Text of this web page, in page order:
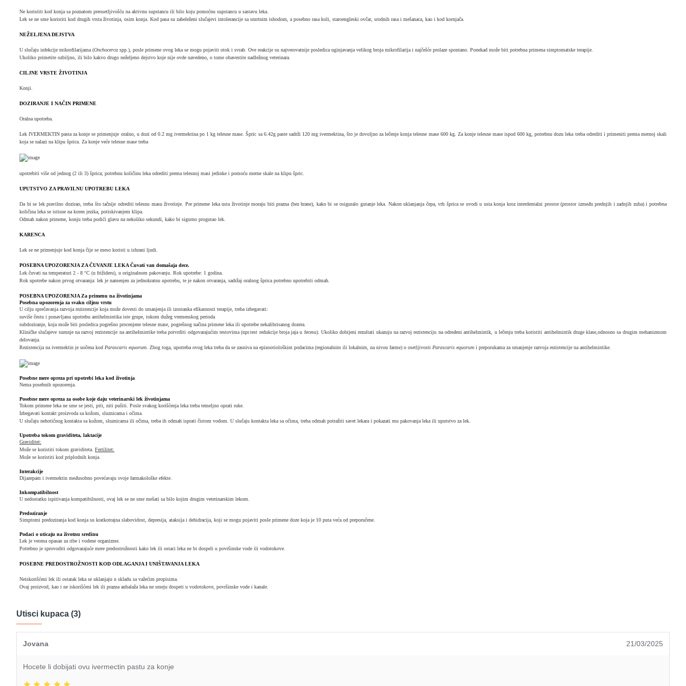
Ne koristiti kod konja sa poznatom preosetljivošću na aktivnu supstancu ili bilo koju pomoćnu supstancu u sastavu leka.
Lek se ne sme koristiti kod drugih vrsta životinja, osim konja. Kod pasa su zabeleženi slučajevi intolerancije sa smrtnim ishodom, a posebno rasa koli, staroengleski ovčar, srodnih rasa i mešanaca, kao i kod kornjača.
NEŽELJENA DEJSTVA
U slučaju infekcije mikrofilarijama (Onchocerca spp.), posle primene ovog leka se mogu pojaviti otok i svrab. Ove reakcije su najverovatnije posledica uginjavanja velikog broja mikrofilarija i najčešće prolaze spontano. Ponekad može biti potrebna primena simptomatske terapije.
Ukoliko primetite ozbiljno, ili bilo kakvo drugo neželjeno dejstvo koje nije ovde navedeno, o tome obavestite nadležnog veterinara.
CILJNE VRSTE ŽIVOTINJA
Konji.
DOZIRANJE I NAČIN PRIMENE
Oralna upotreba.
Lek IVERMEKTIN pasta za konje se primenjuje oralno, u dozi od 0.2 mg ivermektina po 1 kg telesne mase. Špric sa 6.42g paste sadrži 120 mg ivermektina, što je dovoljno za lečenje konja telesne mase 600 kg. Za konje telesne mase ispod 600 kg, potrebnu dozu leka treba odrediti i primeniti prema mernoj skali
koja se nalazi na klipu šprica. Za konje veće telesne mase treba
upotrebiti više od jednog (2 ili 3) šprica; potrebnu količinu leka odrediti prema telesnoj masi jedinke i pomoću merne skale na klipu špric.
UPUTSTVO ZA PRAVILNU UPOTREBU LEKA
Da bi se lek pravilno dozirao, treba što tačnije odrediti telesnu masu životinje. Pre primene leka usta životinje moraju biti prazna (bez hrane), kako bi se osiguralo gutanje leka. Nakon uklanjanja čepa, vrh šprica se uvodi u usta konja kroz interdentalni prostor (prostor između prednjih i zadnjih zuba) i potrebna
količina leka se istisne na koren jezika, potiskivanjem klipa.
Odmah nakon primene, konju treba podići glavu na nekoliko sekundi, kako bi sigurno progutao lek.
KARENCA
Lek se ne primenjuje kod konja čije se meso koristi u ishrani ljudi.
POSEBNA UPOZORENJA ZA ČUVANJE LEKA Čuvati van domašaja dece.
Lek čuvati na temperaturi 2 - 8 °C (u frižideru), u originalnom pakovanju. Rok upotrebe: 1 godina.
Rok upotrebe nakon prvog otvaranja: lek je namenjen za jednokratnu upotrebu, te je nakon otvaranja, sadržaj oralnog šprica potrebno upotrebiti odmah.
POSEBNA UPOZORENJA Za primenu na životinjama
Posebna upozorenja za svaku ciljnu vrstu
U cilju sprečavanja razvoja rezistencije koja može dovesti do smanjenja ili izostanka efikasnosti terapije, treba izbegavati:
suviše čestu i ponavljanu upotrebu antihelmintika iste grupe, tokom dužeg vremenskog perioda
subdoziranje, koja može biti posledica pogrešno procenjene telesne mase, pogrešnog načina primene leka ili upotrebe nekalibrisanog dozera.
Kliničke slučajeve sumnje na razvoj rezistencije na antihelmintike treba potvrditi odgovarajućim testovima (npr.test redukcije broja jaja u fecesu). Ukoliko dobijeni rezultati ukazuju na razvoj rezistenciju na određeni antihelmintik, u lečenju treba koristiti antihelmintik druge klase,odnosno sa drugim mehanizmom
delovanja.
Rezistencija na ivermektin je uočena kod Parascaris equorum . Zbog toga, upotreba ovog leka treba da se zasniva na epizootiološkim podacima (regionalnim ili lokalnim, na nivou farme) o osetljivosti Parascaris equorum i preporukama za smanjenje razvoja rezistencije na antihelmintike.
Posebne mere opreza pri upotrebi leka kod životinja
Nema posebnih upozorenja.
Posebne mere opreza za osobe koje daju veterinarski lek životinjama
Tokom primene leka ne sme se jesti, piti, niti pušiti. Posle svakog korišćenja leka treba temeljno oprati ruke.
Izbegavati kontakt proizvoda sa kožom, sluznicama i očima.
U slučaju nehotičnog kontakta sa kožom, sluznicama ili očima, treba ih odmah isprati čistom vodom. U slučaju kontakta leka sa očima, treba odmah potražiti savet lekara i pokazati mu pakovanja leka ili uputstvo za lek.
Upotreba tokom graviditeta, laktacije
Graviditet:
Može se koristiti tokom graviditeta. Fertilitet:
Može se koristiti kod priplodnih konja.
Interakcije
Dijazepam i ivermektin međusobno povećavaju svoje farmakološke efekte.
Inkompatibilnost
U nedostatku ispitivanja kompatibilnosti, ovaj lek se ne sme mešati sa bilo kojim drugim veterinarskim lekom.
Predoziranje
Simptomi predoziranja kod konja su kratkotrajna slabovidost, depresija, ataksija i dehidracija, koji se mogu pojaviti posle primene doze koja je 10 puta veća od preporučene.
Podaci o uticaju na životnu sredinu
Lek je veoma opasan za ribe i vodene organizme.
Potrebno je sprovoditi odgovarajuće mere predostrožnosti kako lek ili ostaci leka ne bi dospeli u površinske vode ili vodotokove.
POSEBNE PREDOSTROŽNOSTI KOD ODLAGANJA I UNIŠTAVANJA LEKA
Neiskorišćeni lek ili ostatak leka se uklanjaju u skladu sa važećim propisima.
Ovaj proizvod, kao i ne iskorišćeni lek ili prazna anbalaža leka ne smeju dospeti u vodotokove, površinske vode i kanale.
Utisci kupaca (3)
Jovana 21/03/2025
Hocete li dobijati ovu ivermectin pastu za konje